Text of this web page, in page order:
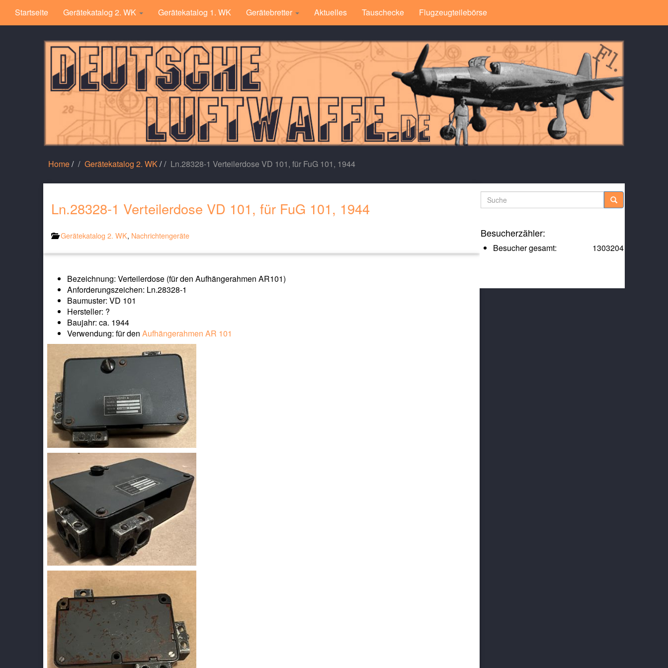
Startseite Gerätekatalog 2. WK Gerätekatalog 1. WK Gerätebretter Aktuelles Tauschecke Flugzeugteilebörse
Home/ Gerätekatalog 2. WK / Ln.28328-1 Verteilerdose VD 101, für FuG 101, 1944
Ln.28328-1 Verteilerdose VD 101, für FuG 101, 1944
Gerätekatalog 2. WK, Nachrichtengeräte
Bezeichnung: Verteilerdose (für den Aufhängerahmen AR101)
Anforderungszeichen: Ln.28328-1
Baumuster: VD 101
Hersteller: ?
Baujahr: ca. 1944
Verwendung: für den Aufhängerahmen AR 101
Suche
Besucherzähler:
1303204
Besucher gesamt: